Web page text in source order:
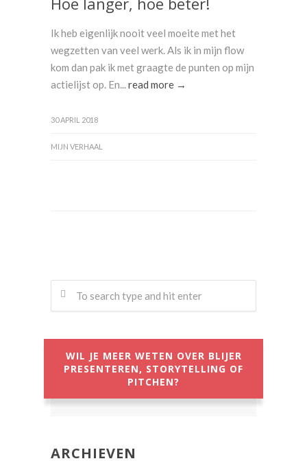
Ik heb eigenlijk nooit veel moeite met het
wegzetten van veel werk. Als ik in mijn flow
kom dan pak ik met graagte de punten op mijn
actielijst op. En...read more →
30 APRIL 2018
MIJN VERHAAL
WIL JE MEER WETEN OVER BLIJER
PRESENTEREN, STORYTELLING OF
PITCHEN?
ARCHIEVEN